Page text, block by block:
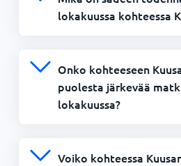
lokakuussa kohteessa
Onko kohteeseen
puolesta järkevää
lokakuussa?
Voiko kohteessa